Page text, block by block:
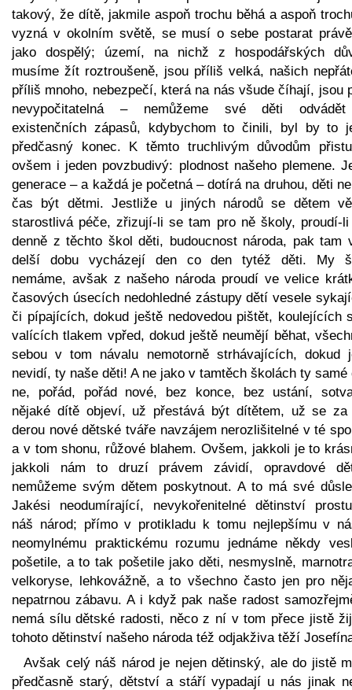
takový, že dítě, jakmile aspoň trochu běhá a aspoň
vyzná v okolním světě, se musí o sebe postarat
jako dospělý; území, na nichž z hospodářských
musíme žít roztroušeně, jsou příliš velká, našich
příliš mnoho, nebezpečí, která na nás všude číhají, jsou
nevypočitatelná – nemůžeme své děti
existenčních zápasů, kdybychom to činili, byl by to
předčasný konec. K těmto truchlivým důvodům
ovšem i jeden povzbudivý: plodnost našeho plemene.
generace – a každá je početná – dotírá na druhou, děti
čas být dětmi. Jestliže u jiných národů se dětem
starostlivá péče, zřizují-li se tam pro ně školy, proudí-li
denně z těchto škol děti, budoucnost národa, pak tam
delší dobu vycházejí den co den tytéž děti. My
nemáme, avšak z našeho národa proudí ve velice
časových úsecích nedohledné zástupy dětí vesele
či pípajících, dokud ještě nedovedou pištět, koulejících
valících tlakem vpřed, dokud ještě neumějí běhat,
sebou v tom návalu nemotorně strhávajících, dokud
nevidí, ty naše děti! A ne jako v tamtěch školách ty samé
ne, pořád, pořád nové, bez konce, bez ustání,
nějaké dítě objeví, už přestává být dítětem, už se za
derou nové dětské tváře navzájem nerozlišitelné v té
a v tom shonu, růžové blahem. Ovšem, jakkoli je to
jakkoli nám to druzí právem závidí, opravdové
nemůžeme svým dětem poskytnout. A to má své
Jakési neodumírající, nevykořenitelné dětinství
náš národ; přímo v protikladu k tomu nejlepšímu v
neomylnému praktickému rozumu jednáme někdy
pošetile, a to tak pošetile jako děti, nesmyslně,
velkoryse, lehkovážně, a to všechno často jen pro
nepatrnou zábavu. A i když pak naše radost
nemá sílu dětské radosti, něco z ní v tom přece jistě
tohoto dětinství našeho národa též odjakživa těží
Avšak celý náš národ je nejen dětinský, ale do jistě
předčasně starý, dětství a stáří vypadají u nás jinak